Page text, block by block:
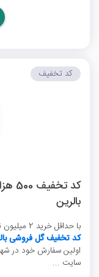
کد
بالرین
با حداقل خرید 2 میلیون تومان از گل‌فروشی اینترنتی بالرین می‌توانید این
کد تخفیف گل فروشی
اولین سفارش خود در
سایت ...
کد تخفیف